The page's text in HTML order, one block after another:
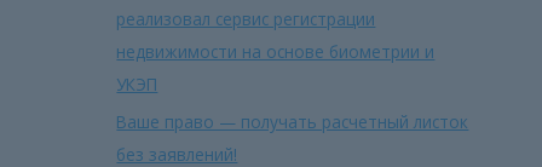
реализовал сервис регистрации
недвижимости на основе биометрии и
УКЭП
Ваше право — получать расчетный листок
без заявлений!